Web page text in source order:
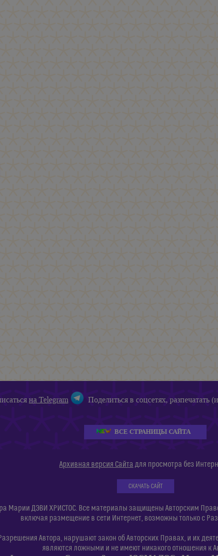
на Telegram Поделиться в соцсетях, разпечатать
ВСЕ СТРАНИЦЫ САЙТА
Архивная версия Сайта для просмотра без
СКАЧАТЬ САЙТ
Марии ДЭВИ ХРИСТОС. Все материалы защищены Авторским
включая размещение в сети Интернет, возможны только с
Автора, нарушают закон об Авторских Правах, и их
являются ложными и не имеют никакого отношения к